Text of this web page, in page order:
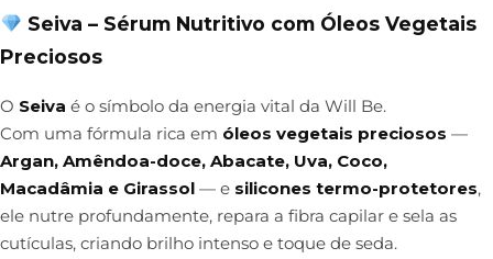
Seiva – Sérum Nutritivo com Óleos Vegetais
Preciosos
O Seiva é o símbolo da energia vital da Will Be.
Com uma fórmula rica em óleos vegetais preciosos —
Argan, Amêndoa-doce, Abacate, Uva, Coco,
Macadâmia e Girassol — e silicones termo-protetores,
ele nutre profundamente, repara a fibra capilar e sela as
cutículas, criando brilho intenso e toque de seda.